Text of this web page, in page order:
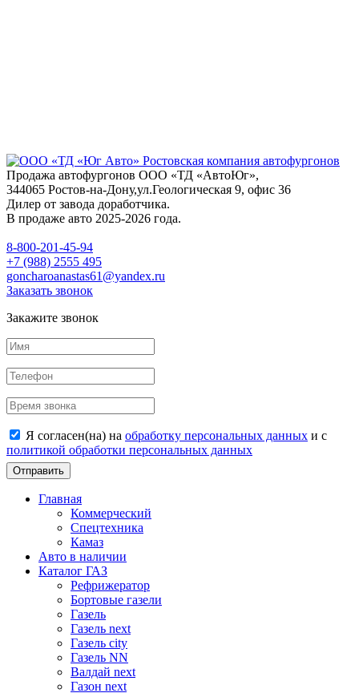
Продажа автофургонов ООО «ТД «АвтоЮг»,
344065 Ростов-на-Дону,ул.Геологическая 9, офис 36
Дилер от завода доработчика.
В продаже авто 2025-2026 года.
8-800-201-45-94
+7 (988) 2555 495
goncharoanastas61@yandex.ru
Заказать звонок
Закажите звонок
Я согласен(на) на обработку персональных данных и c
политикой обработки персональных данных
Отправить
Главная
Коммерческий
Спецтехника
Камаз
Авто в наличии
Каталог ГАЗ
Рефрижератор
Бортовые газели
Газель
Газель next
Газель city
Газель NN
Валдай next
Газон next